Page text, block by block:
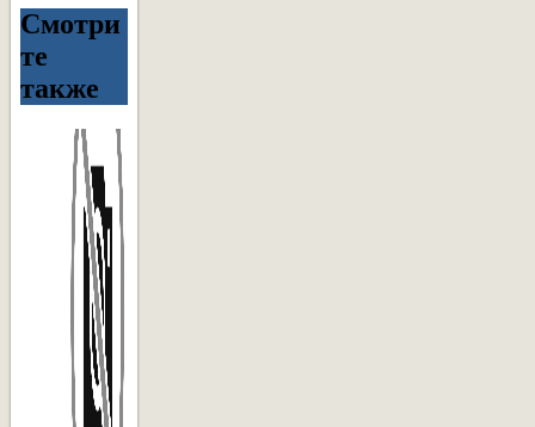
Смотри
те
также